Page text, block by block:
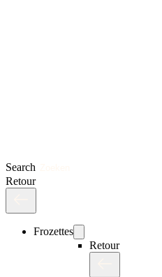
Search
Retour
Frozettes
Retour